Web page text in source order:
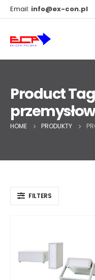
Email: info@ex-con.pl
Product
HOME PRODUKTY
FILTERS